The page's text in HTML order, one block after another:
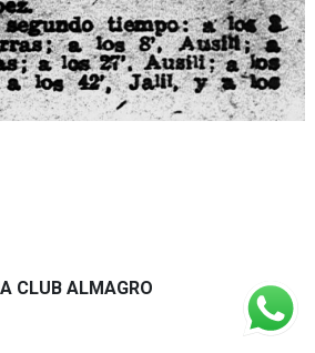
CLUB ALMAGRO